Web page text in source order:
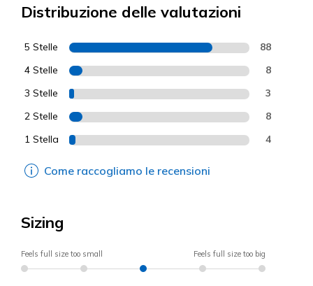
Distribuzione delle valutazioni
5 Stelle 88
4 Stelle 8
3 Stelle 3
2 Stelle 8
1 Stella 4
Come raccogliamo le recensioni
Sizing
Feels full size too small Feels full size too big